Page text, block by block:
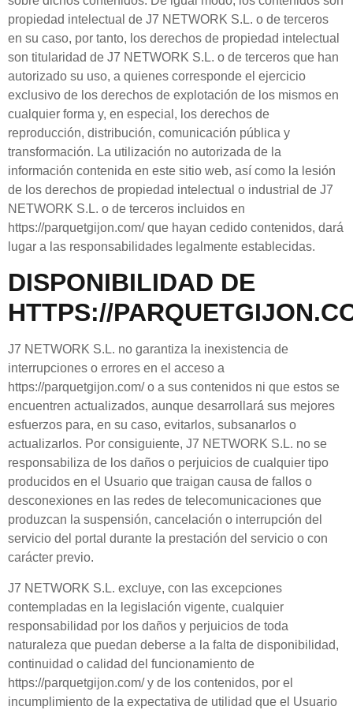
propiedad intelectual de J7 NETWORK S.L. o de terceros
en su caso, por tanto, los derechos de propiedad intelectual
son titularidad de J7 NETWORK S.L. o de terceros que han
autorizado su uso, a quienes corresponde el ejercicio
exclusivo de los derechos de explotación de los mismos en
cualquier forma y, en especial, los derechos de
reproducción, distribución, comunicación pública y
transformación. La utilización no autorizada de la
información contenida en este sitio web, así como la lesión
de los derechos de propiedad intelectual o industrial de J7
NETWORK S.L. o de terceros incluidos en
https://parquetgijon.com/que hayan cedido contenidos, dará
lugar a las responsabilidades legalmente establecidas.
DISPONIBILIDAD DE
HTTPS://
J7 NETWORK S.L. no garantiza la inexistencia de
interrupciones o errores en el acceso a
https://parquetgijon.com/o a sus contenidos ni que estos se
encuentren actualizados, aunque desarrollará sus mejores
esfuerzos para, en su caso, evitarlos, subsanarlos o
actualizarlos. Por consiguiente, J7 NETWORK S.L. no se
responsabiliza de los daños o perjuicios de cualquier tipo
producidos en el Usuario que traigan causa de fallos o
desconexiones en las redes de telecomunicaciones que
produzcan la suspensión, cancelación o interrupción del
servicio del portal durante la prestación del servicio o con
carácter previo.
J7 NETWORK S.L. excluye, con las excepciones
contempladas en la legislación vigente, cualquier
responsabilidad por los daños y perjuicios de toda
naturaleza que puedan deberse a la falta de disponibilidad,
continuidad o calidad del funcionamiento de
https://parquetgijon.com/y de los contenidos, por el
incumplimiento de la expectativa de utilidad que el Usuario